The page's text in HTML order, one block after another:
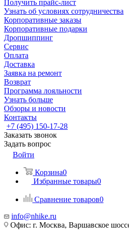
Получить прайс-лист
Узнать об условиях сотрудничества
Корпоративные заказы
Корпоративные подарки
Дропшиппинг
Сервис
Оплата
Доставка
Заявка на ремонт
Возврат
Программа лояльности
Узнать больше
Обзоры и новости
Контакты
+7 (495) 150-17-28
Заказать звонок
Задать вопрос
Войти
Корзина0
Избранные товары0
Сравнение товаров0
info@nhike.ru
Офис: г. Москва, Варшавское